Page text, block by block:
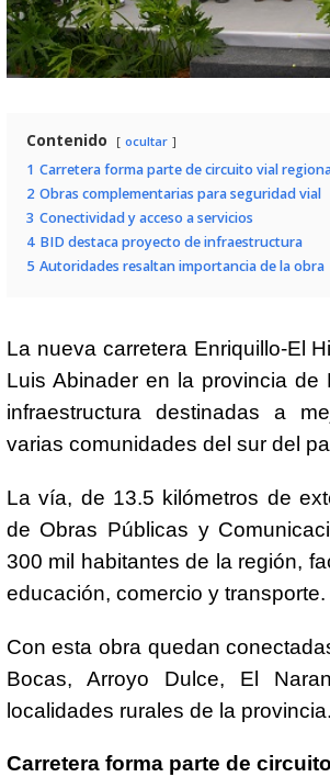
Contenido ocultar
1 Carretera forma parte de circuito vial
2 Obras complementarias para seguridad vial
3 Conectividad y acceso a servicios
4 BID destaca proyecto de infraestructura
5 Autoridades resaltan importancia de la obra
La nueva carretera Enriquillo-El
Luis Abinaderen la provincia de
infraestructura destinadas a
varias comunidades del sur del
La vía, de 13.5 kilómetros de
de Obras Públicas y
300 mil habitantes de la región,
educación, comercio y transporte.
Con esta obra quedan
Bocas, Arroyo Dulce, El
localidades rurales de la provincia.
Carretera forma parte de